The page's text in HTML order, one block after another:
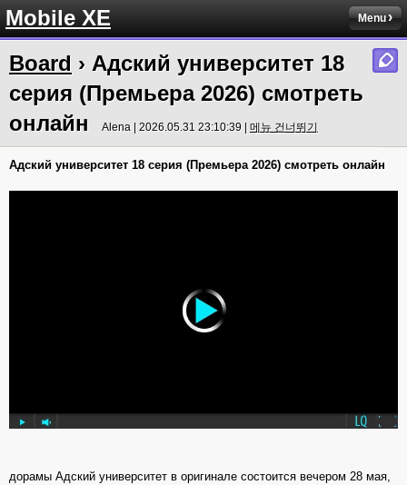
Mobile XE Menu
Board › Адский университет 18
серия (Премьера 2026) смотреть
онлайн
Alena | 2026.05.31 23:10:39 | 메뉴 건너뛰기
Адский университет 18 серия (Премьера 2026) смотреть онлайн
дорамы Адский университет в оригинале состоится вечером 28 мая,